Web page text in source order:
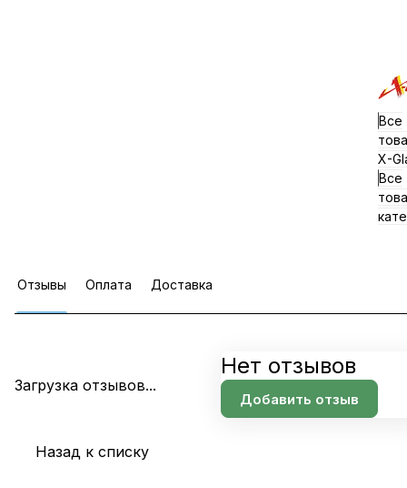
Все
X-
Все
Отзывы Оплата Доставка
Загрузка отзывов...
Нет отзывов
Добавить отзыв
Назад к списку